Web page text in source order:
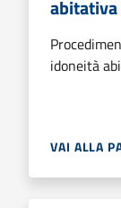
abitativa
idoneità
VAI ALLA